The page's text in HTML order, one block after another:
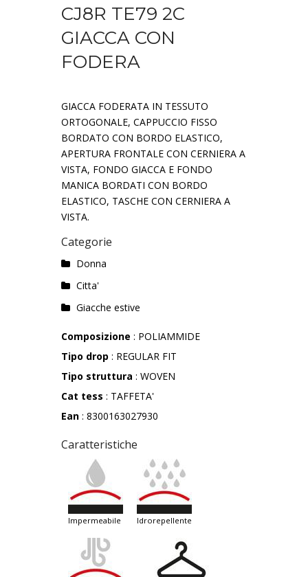
CJ8R TE79 2C
GIACCA CON
FODERA
GIACCA FODERATA IN TESSUTO
ORTOGONALE, CAPPUCCIO FISSO
BORDATO CON BORDO ELASTICO,
APERTURA FRONTALE CON CERNIERA A
VISTA, FONDO GIACCA E FONDO
MANICA BORDATI CON BORDO
ELASTICO, TASCHE CON CERNIERA A
VISTA.
Categorie
Donna
Citta'
Giacche estive
Composizione : POLIAMMIDE
Tipo drop : REGULAR FIT
Tipo struttura : WOVEN
Cat tess : TAFFETA'
Ean : 8300163027930
Caratteristiche
impermeabile idrorepellente